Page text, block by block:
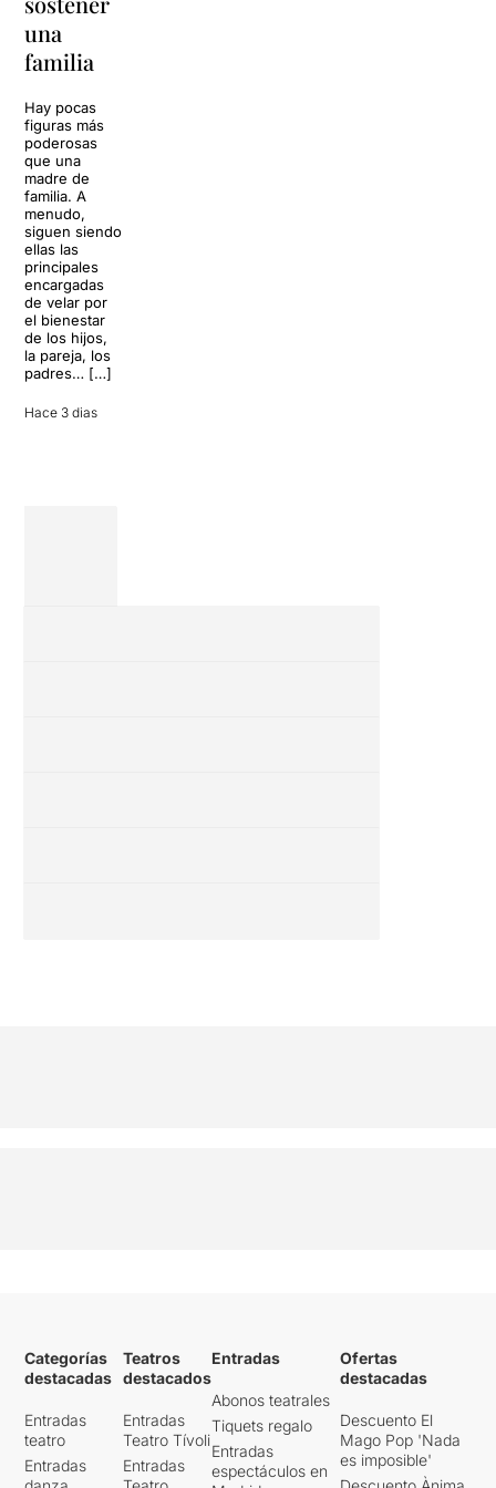
una
familia
Hay pocas
figuras más
poderosas
que una
madre de
familia. A
menudo,
siguen siendo
ellas las
principales
encargadas
de velar por
el bienestar
de los hijos,
la pareja, los
padres… […]
Hace 3 dias
Categorías
destacadas
Entradas
teatro
Entradas
Teatros
destacados
Entradas
Teatro Tívoli
Entradas
Entradas
Abonos teatrales
Tiquets regalo
Entradas
espectáculos en
Ofertas
destacadas
Descuento El
Mago Pop 'Nada
es imposible'